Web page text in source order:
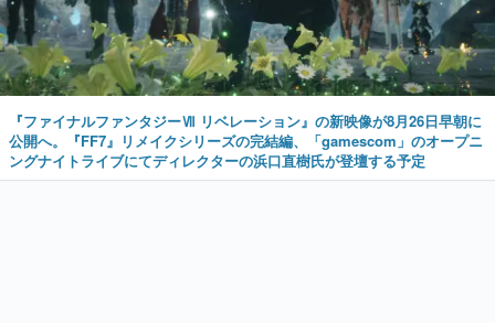
『ファイナルファンタジーⅦ リベレーション』の新映像が8月26日早朝に
公開へ。『FF7』リメイクシリーズの完結編、「gamescom」のオープニ
ングナイトライブにてディレクターの浜口直樹氏が登壇する予定